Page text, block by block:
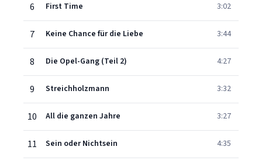
6 First Time 3:02
7 Keine Chance für die Liebe 3:44
8 Die Opel-Gang (Teil 2) 4:27
9 Streichholzmann 3:32
10 All die ganzen Jahre 3:27
11 Sein oder Nichtsein 4:35